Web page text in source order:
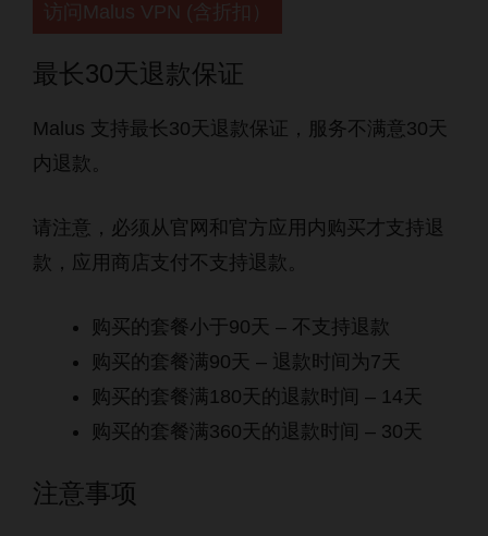
访问Malus VPN (含折扣）
最长30天退款保证
Malus 支持最长30天退款保证，服务不满意30天
内退款。
请注意，必须从官网和官方应用内购买才支持退
款，应用商店支付不支持退款。
购买的套餐小于90天 – 不支持退款
购买的套餐满90天 – 退款时间为7天
购买的套餐满180天的退款时间 – 14天
购买的套餐满360天的退款时间 – 30天
注意事项